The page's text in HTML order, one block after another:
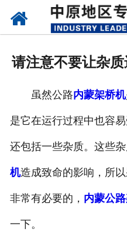
请注意不要让杂
虽然公路内蒙架桥机
是它在运行过程中也容
还包括一些杂质。这些
机造成致命的影响，所
非常有必要的， 内蒙公
一下。